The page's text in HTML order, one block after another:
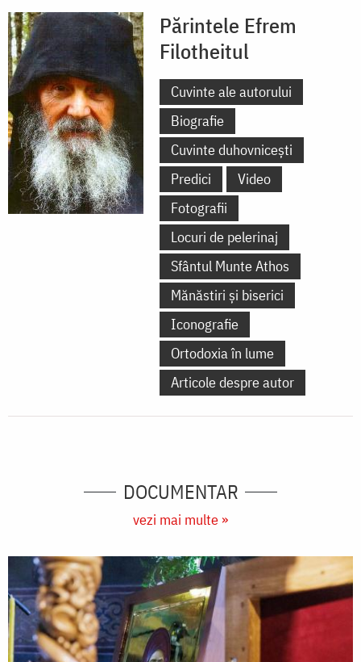
Părintele Efrem
Filotheitul
Cuvinte ale autorului
Biografie
Cuvinte duhovnicești
Predici
Video
Fotografii
Locuri de pelerinaj
Sfântul Munte Athos
Mănăstiri și biserici
Iconografie
Ortodoxia în lume
Articole despre autor
DOCUMENTAR
vezi mai multe »